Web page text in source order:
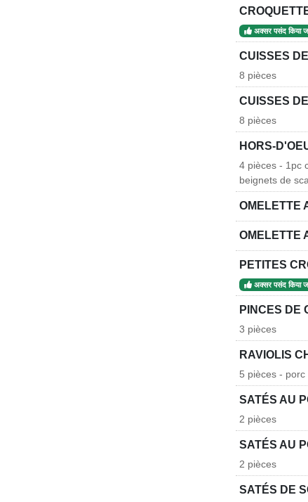
अक्सर पसंद किया
CUISSES
8 pièces
CUISSES
8 pièces
HORS-
4 pièces - 1pc
beignets de
OMELETTE
OMELETTE
PETITES
अक्सर पसंद किया
PINCES DE
3 pièces
RAVIOLIS
5 pièces -
SATÉS AU
2 pièces
SATÉS AU
2 pièces
SATÉS DE